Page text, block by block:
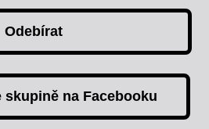
Odebírat
skupině na Facebooku